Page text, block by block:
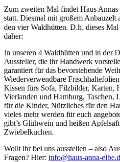
Zum zweiten Mal findet Haus
statt. Diesmal mit großem Anbauzelt
den vier Waldhütten. D.h. dieses
daher:
In unseren 4 Waldhütten und in der
Aussteller, die ihr Handwerk
garantiert für das bevorstehende
Wiederverwendbare
Kissen fürs Sofa, Filzbilder, Karten,
Vierlanden und Hamburg, Taschen,
für die Kinder, Nützliches für den
vieles mehr werden für euch
gibt’s Glühwein und heißen
Zwiebelkuchen.
Wollt ihr bei uns ausstellen – also
Fragen? Hier: info@haus-anna-